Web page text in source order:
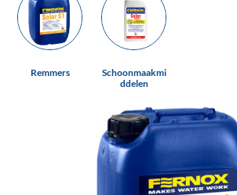
Remmers
Schoonmaakmi
ddelen